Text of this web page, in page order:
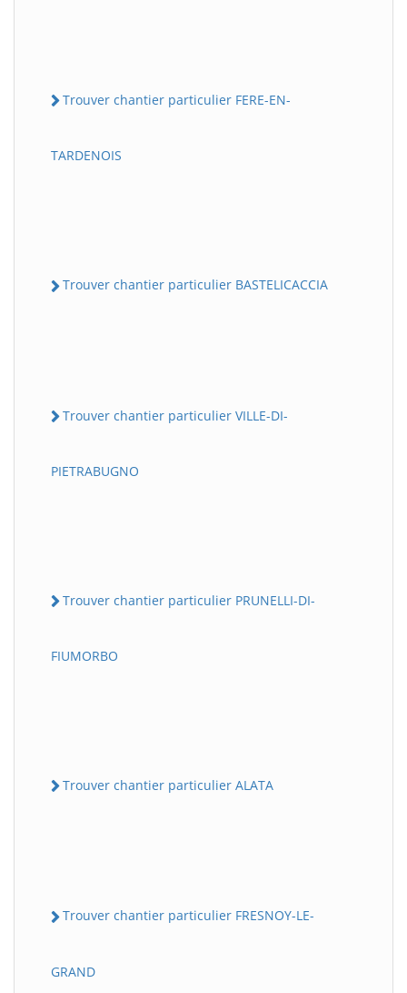
Trouver chantier particulier FERE-EN-
TARDENOIS
Trouver chantier particulier BASTELICACCIA
Trouver chantier particulier VILLE-DI-
PIETRABUGNO
Trouver chantier particulier PRUNELLI-DI-
FIUMORBO
Trouver chantier particulier ALATA
Trouver chantier particulier FRESNOY-LE-
GRAND